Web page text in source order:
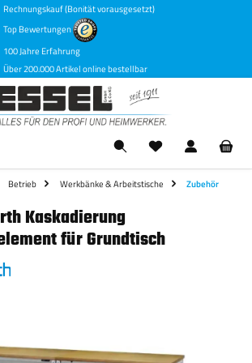
Rechnungskauf (Bonität vorausgesetzt)
Top Bewertungen
100 Jahre Erfahrung
Über 200.000 Artikel online bestellbar
Betrieb Werkbänke & Arbeitstische Zubehör
Kaskadierung
für Grundtisch